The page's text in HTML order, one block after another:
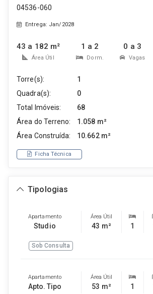
04536-060
Entrega: Jan/2028
43 a 182 m²
Área Útil
1 a 2
Dorm.
0 a 3
Vagas
Torre(s):
1
Quadra(s):
0
Total Imóveis:
68
Área do Terreno:
1.058 m²
Área Construída:
10.662 m²
Ficha Técnica
Tipologias
Apartamento
Studio
Área Útil
43 m² 1
Sob Consulta
Apartamento
Apto. Tipo
Área Útil
53 m² 1